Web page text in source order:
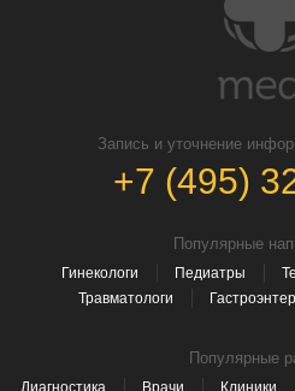
Запись и уточнение
+7 (495)
Популярные
Гинекологи Педиатры
Травматологи
Популярные
Диагностика Врачи Клиники